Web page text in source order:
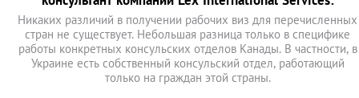
Никаких различий в получении рабочих виз для перечисленных
стран не существует. Небольшая разница только в специфике
работы конкретных консульских отделов Канады. В частности, в
Украине есть собственный консульский отдел, работающий
только на граждан этой страны.